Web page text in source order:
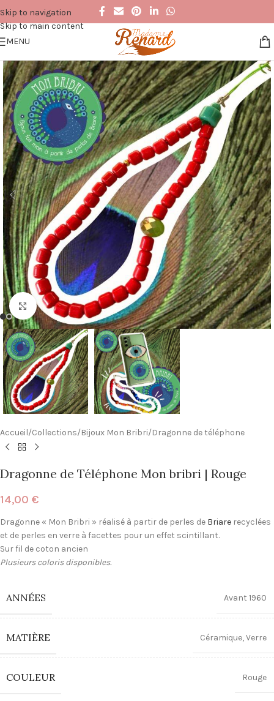
Skip to navigation
Skip to main content
MENU
Click to enlarge
Accueil/Collections/Bijoux Mon Bribri/Dragonne de téléphone
Dragonne de Téléphone Mon bribri | Rouge
14,00 €
Dragonne « Mon Bribri » réalisé à partir de perles de Briare recyclées
et de perles en verre à facettes pour un effet scintillant.
Sur fil de coton ancien
Plusieurs coloris disponibles.
ANNÉES Avant 1960
MATIÈRE Céramique,Verre
COULEUR Rouge